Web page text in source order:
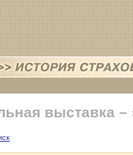
выставка –